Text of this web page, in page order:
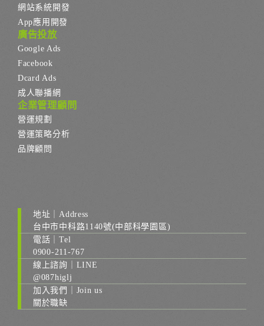
網站系統開發
App應用開發
廣告投放
Google Ads
Facebook
Dcard Ads
成人聯播網
企業管理顧問
營運規劃
營運策略分析
品牌顧問
地址｜Address
台中市中科路1140號(中部科學園區)
電話｜Tel
0900-211-767
線上諮詢｜LINE
@087higlj
加入我們｜Join us
關於職缺